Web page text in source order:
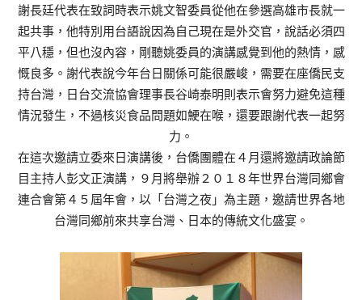
謝長廷代表在致詞時表示姚文智委員從他在參選高雄市長就一
起共事，他特別用台語說因為自己現在是外交官，說話必須四
平八穩，但也沒內容，剛聽姚委員的演講感覺到他的熱情，感
慨良多。謝代表說今年台日關係可能很嚴峻，需要在座僑民支
持台灣，日台交流協會理事長谷崎泰明則表示會努力避免這種
情況發生，不過核災食品問題如鯁在喉，還要跟謝代表一起努
力。
在這次邀請立委來日演講後，台僑團體在４月還將邀請政論節
目主持人彭文正演講，９月將舉辦２０１８年世界台灣同鄉會
連合會第４５屆年會，以「台灣之夜」為主題，邀請世界各地
台灣同鄉前來共享台灣、日本的傳統文化盛宴。